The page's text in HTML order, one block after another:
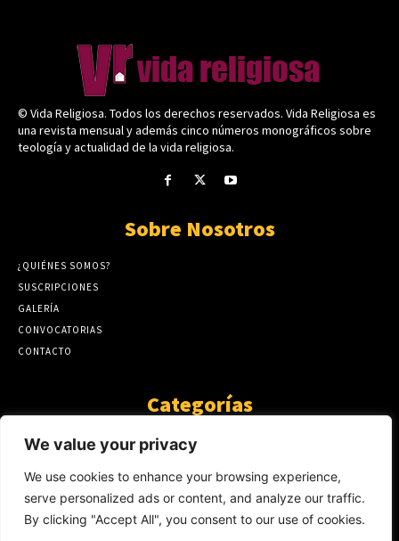
We value your privacy
We use cookies to enhance your browsing experience,
serve personalized ads or content, and analyze our traffic.
By clicking "Accept All", you consent to our use of cookies.
© Vida Religiosa. Todos los derechos reservados. Vida Religiosa es
una revista mensual y además cinco números monográficos sobre
teología y actualidad de la vida religiosa.
Sobre Nosotros
¿QUIÉNES SOMOS?
SUSCRIPCIONES
GALERÍA
CONVOCATORIAS
CONTACTO
Categorías
ARTÍCULOS
GUANTE DE SEDA
AL CALOR DE LA PALABRA
Y YO QUE SÉ
423
NOTICIAS
234